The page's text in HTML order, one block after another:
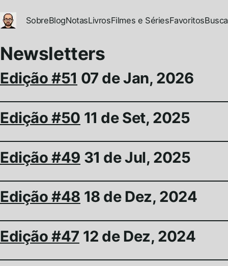
Ir para conteúdo principal
SobreBlogNotasLivrosFilmes e SériesFavoritosBusca
Newsletters
Edição #51 07 de Jan, 2026
Edição #50 11 de Set, 2025
Edição #49 31 de Jul, 2025
Edição #48 18 de Dez, 2024
Edição #47 12 de Dez, 2024